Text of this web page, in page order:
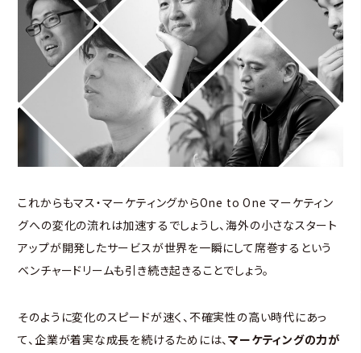
これからもマス・マーケティングからOne to One マーケティン
グへの変化の流れは加速するでしょうし、海外の小さなスタート
アップが開発したサービスが世界を一瞬にして席巻するという
ベンチャードリームも引き続き起きることでしょう。
そのように変化のスピードが速く、不確実性の高い時代にあっ
て、企業が着実な成長を続けるためには、マーケティングの力が